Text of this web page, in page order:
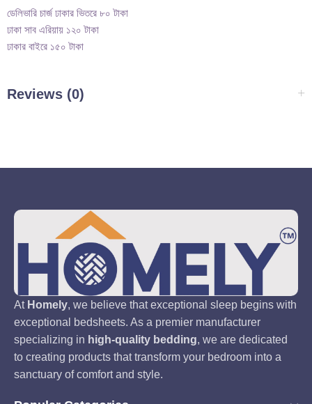
ডেলিভারি চার্জ ঢাকার ভিতরে ৮০ টাকা
ঢাকা সাব এরিয়ায় ১২০ টাকা
ঢাকার বাইরে ১৫০ টাকা
Reviews (0)
At Homely, we believe that exceptional sleep begins with
exceptional bedsheets. As a premier manufacturer
specializing in high-quality bedding, we are dedicated
to creating products that transform your bedroom into a
sanctuary of comfort and style.